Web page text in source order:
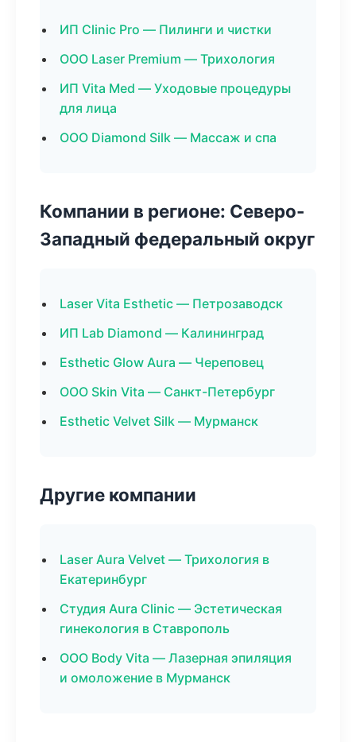
ИП Clinic Pro — Пилинги и чистки
ООО Laser Premium — Трихология
ИП Vita Med — Уходовые процедуры
для лица
ООО Diamond Silk — Массаж и спа
Компании в регионе: Северо-
Западный федеральный округ
Laser Vita Esthetic — Петрозаводск
ИП Lab Diamond — Калининград
Esthetic Glow Aura — Череповец
ООО Skin Vita — Санкт-Петербург
Esthetic Velvet Silk — Мурманск
Другие компании
Laser Aura Velvet — Трихология в
Екатеринбург
Студия Aura Clinic — Эстетическая
гинекология в Ставрополь
ООО Body Vita — Лазерная эпиляция
и омоложение в Мурманск